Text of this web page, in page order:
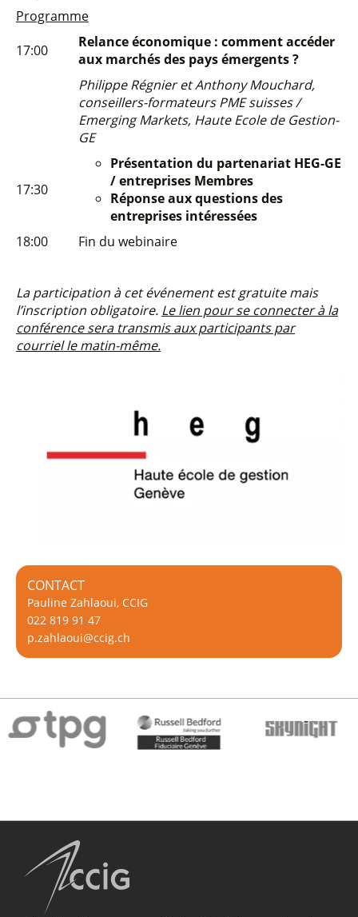
Programme
17:00
Relance économique : comment accéder
aux marchés des pays émergents ?
Philippe Régnier et Anthony Mouchard,
conseillers-formateurs PME suisses /
Emerging Markets, Haute Ecole de Gestion-
GE
17:30
Présentation du partenariat HEG-GE
/ entreprises Membres
Réponse aux questions des
entreprises intéressées
18:00
Fin du webinaire
La participation à cet événement est gratuite mais
l’inscription obligatoire. Le lien pour se connecter à la
conférence sera transmis aux participants par
courriel le matin-même.
CONTACT
Pauline Zahlaoui, CCIG
022 819 91 47
p.zahlaoui@ccig.ch